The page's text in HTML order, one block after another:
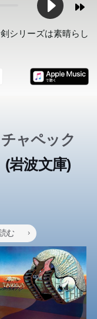
シリーズは素晴らし
ャペック
(岩波文庫)
む